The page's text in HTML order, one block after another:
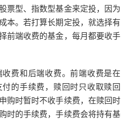
票型、指数型基金来定投，因为
本。若打算长期定投，就选择有
前端收费的基金，每月都要收手
费和后端收费。前端收费是在
的手续费，赎回时只收取赎回
购时暂时不收手续费，在赎回时
时的手续费，手续费会将持有基